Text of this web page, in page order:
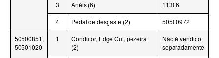
3 Anéis (6) 11306
4 Pedal de desgaste (2) 50500972
50500851,
50501020
1
Condutor, Edge Cut, pezeira
(2)
Não é vendido
separadamente